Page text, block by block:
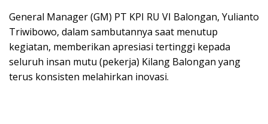
General Manager (GM) PT KPI RU VI Balongan, Yulianto
Triwibowo, dalam sambutannya saat menutup
kegiatan, memberikan apresiasi tertinggi kepada
seluruh insan mutu (pekerja) Kilang Balongan yang
terus konsisten melahirkan inovasi.